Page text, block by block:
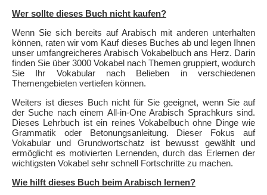
Wer sollte dieses Buch nicht kaufen?
Wenn Sie sich bereits auf Arabisch mit anderen unterhalten
können, raten wir vom Kauf dieses Buches ab und legen Ihnen
unser umfangreicheres Arabisch Vokabelbuch ans Herz. Darin
finden Sie über 3000 Vokabel nach Themen gruppiert, wodurch
Sie Ihr Vokabular nach Belieben in verschiedenen
Themengebieten vertiefen können.
Weiters ist dieses Buch nicht für Sie geeignet, wenn Sie auf
der Suche nach einem All-in-One Arabisch Sprachkurs sind.
Dieses Lehrbuch ist ein reines Vokabelbuch ohne Dinge wie
Grammatik oder Betonungsanleitung. Dieser Fokus auf
Vokabular und Grundwortschatz ist bewusst gewählt und
ermöglicht es motivierten Lernenden, durch das Erlernen der
wichtigsten Vokabel sehr schnell Fortschritte zu machen.
Wie hilft dieses Buch beim Arabisch lernen?